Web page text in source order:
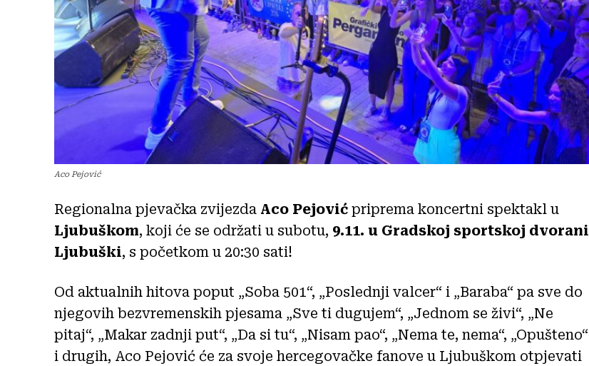
Aco Pejović
Regionalna pjevačka zvijezda Aco Pejović priprema koncertni spektakl u
Ljubuškom, koji će se održati u subotu, 9.11. u Gradskoj sportskoj dvorani
Ljubuški, s početkom u 20:30 sati!
Od aktualnih hitova poput „Soba 501“, „Poslednji valcer“ i „Baraba“ pa sve do
njegovih bezvremenskih pjesama „Sve ti dugujem“, „Jednom se živi“, „Ne
pitaj“, „Makar zadnji put“, „Da si tu“, „Nisam pao“, „Nema te, nema“, „Opušteno“
i drugih, Aco Pejović će za svoje hercegovačke fanove u Ljubuškom otpjevati